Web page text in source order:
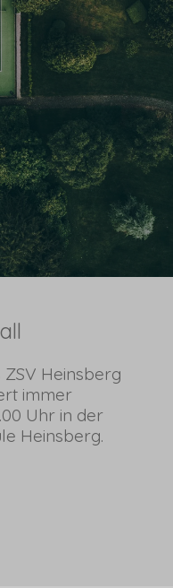
Heinsberg
immer
Uhr in der
Heinsberg.